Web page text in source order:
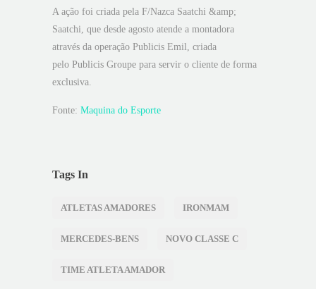
A ação foi criada pela F/Nazca Saatchi &amp;
Saatchi, que desde agosto atende a montadora
através da operação Publicis Emil, criada
pelo Publicis Groupe para servir o cliente de forma
exclusiva.
Fonte: Maquina do Esporte
Tags In
ATLETAS AMADORES IRONMAM
MERCEDES-BENS NOVO CLASSE C
TIME ATLETA AMADOR